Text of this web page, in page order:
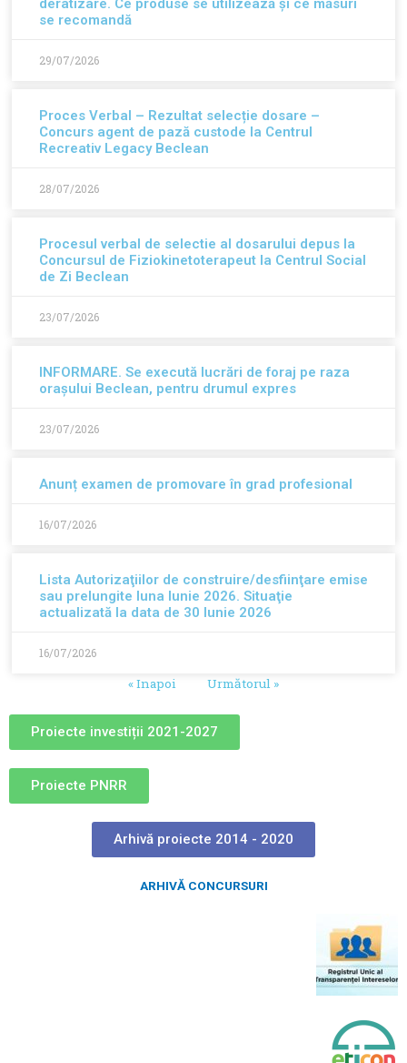
deratizare. Ce produse se utilizează și ce măsuri
se recomandă
29/07/2026
Proces Verbal – Rezultat selecție dosare –
Concurs agent de pază custode la Centrul
Recreativ Legacy Beclean
28/07/2026
Procesul verbal de selectie al dosarului depus la
Concursul de Fiziokinetoterapeut la Centrul Social
de Zi Beclean
23/07/2026
INFORMARE. Se execută lucrări de foraj pe raza
orașului Beclean, pentru drumul expres
23/07/2026
Anunț examen de promovare în grad profesional
16/07/2026
Lista Autorizaţiilor de construire/desfiinţare emise
sau prelungite luna Iunie 2026. Situaţie
actualizată la data de 30 Iunie 2026
16/07/2026
« Inapoi Următorul »
Proiecte investiții 2021-2027
Proiecte PNRR
Arhivă proiecte 2014 - 2020
ARHIVĂ CONCURSURI